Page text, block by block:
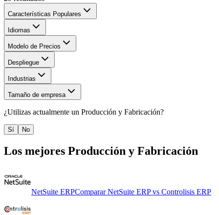
Características Populares
Idiomas
Modelo de Precios
Despliegue
Industrias
Tamaño de empresa
¿Utilizas actualmente un Producción y Fabricación?
Sí No
Los mejores Producción y Fabricación
NetSuite ERPComparar NetSuite ERPvs Controlisis ERP